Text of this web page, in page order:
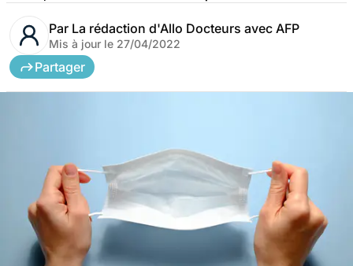
Par La rédaction d'Allo Docteurs avec AFP
Mis à jour le 27/04/2022
Partager